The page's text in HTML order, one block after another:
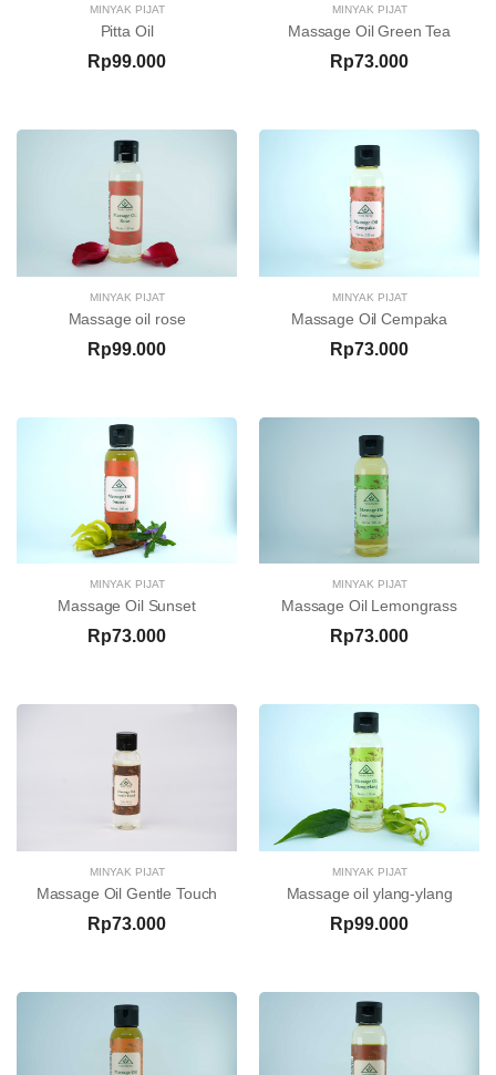
MINYAK PIJAT
Pitta Oil
Rp99.000
MINYAK PIJAT
Massage Oil Green Tea
Rp73.000
MINYAK PIJAT
Massage oil rose
Rp99.000
MINYAK PIJAT
Massage Oil Cempaka
Rp73.000
MINYAK PIJAT
Massage Oil Sunset
Rp73.000
MINYAK PIJAT
Massage Oil Lemongrass
Rp73.000
MINYAK PIJAT
Massage Oil Gentle Touch
Rp73.000
MINYAK PIJAT
Massage oil ylang-ylang
Rp99.000